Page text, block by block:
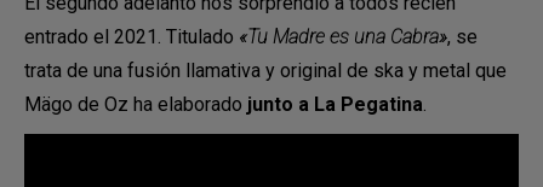
entrado el 2021. Titulado «Tu Madre es una Cabra», se
trata de una fusión llamativa y original de ska y metal que
Mägo de Oz ha elaborado junto a La Pegatina.